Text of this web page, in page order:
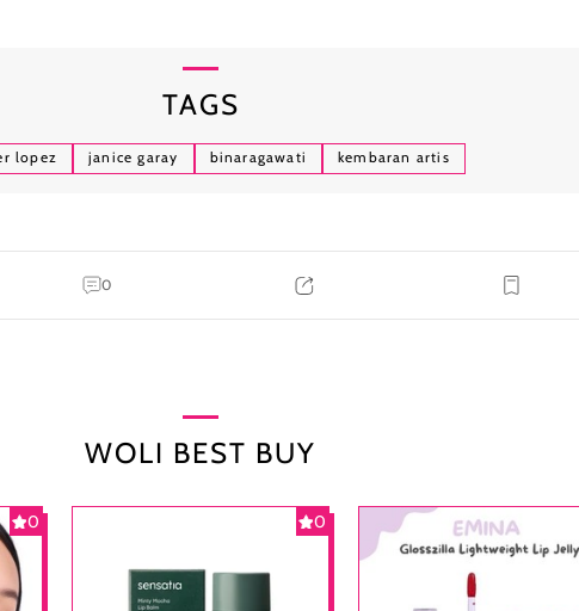
TAGS
lopez janice garay binaragawati kembaran artis
0
WOLI BEST BUY
0 0